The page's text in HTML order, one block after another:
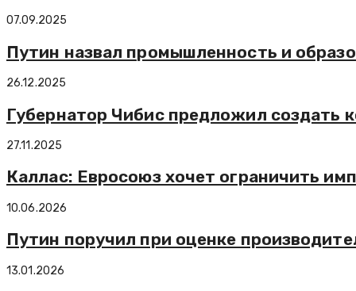
07.09.2025
Путин назвал промышленность и
26.12.2025
Губернатор Чибис предложил создать
27.11.2025
Каллас: Евросоюз хочет ограничить
10.06.2026
Путин поручил при оценке
13.01.2026